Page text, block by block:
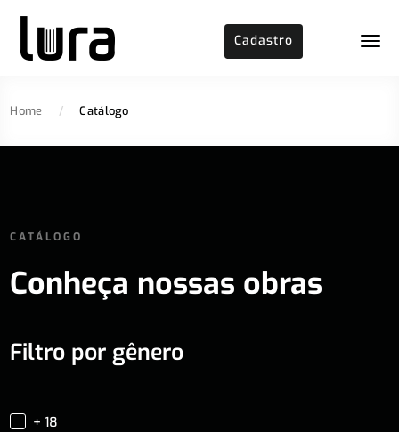
Cadastro
Home / Catálogo
CATÁLOGO
Conheça nossas obras
Filtro por gênero
+ 18